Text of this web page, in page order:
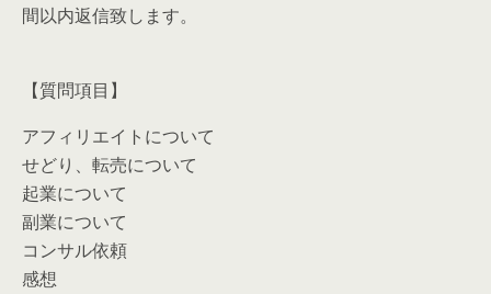
間以内返信致します。
【質問項目】
アフィリエイトについて
せどり、転売について
起業について
副業について
コンサル依頼
感想